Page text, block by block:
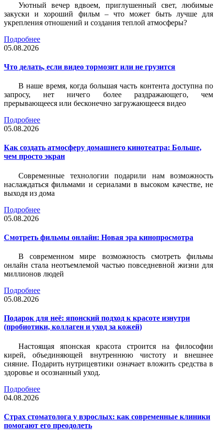
Уютный вечер вдвоем, приглушенный свет, любимые
закуски и хороший фильм – что может быть лучше для
укрепления отношений и создания теплой атмосферы?
Подробнее
05.08.2026
Что делать, если видео тормозит или не грузится
В наше время, когда большая часть контента доступна по
запросу, нет ничего более раздражающего, чем
прерывающееся или бесконечно загружающееся видео
Подробнее
05.08.2026
Как создать атмосферу домашнего кинотеатра: Больше,
чем просто экран
Современные технологии подарили нам возможность
наслаждаться фильмами и сериалами в высоком качестве, не
выходя из дома
Подробнее
05.08.2026
Смотреть фильмы онлайн: Новая эра кинопросмотра
В современном мире возможность смотреть фильмы
онлайн стала неотъемлемой частью повседневной жизни для
миллионов людей
Подробнее
05.08.2026
Подарок для неё: японский подход к красоте изнутри
(пробиотики, коллаген и уход за кожей)
Настоящая японская красота строится на философии
кирей, объединяющей внутреннюю чистоту и внешнее
сияние. Подарить нутрицевтики означает вложить средства в
здоровье и осознанный уход.
Подробнее
04.08.2026
Страх стоматолога у взрослых: как современные клиники
помогают его преодолеть